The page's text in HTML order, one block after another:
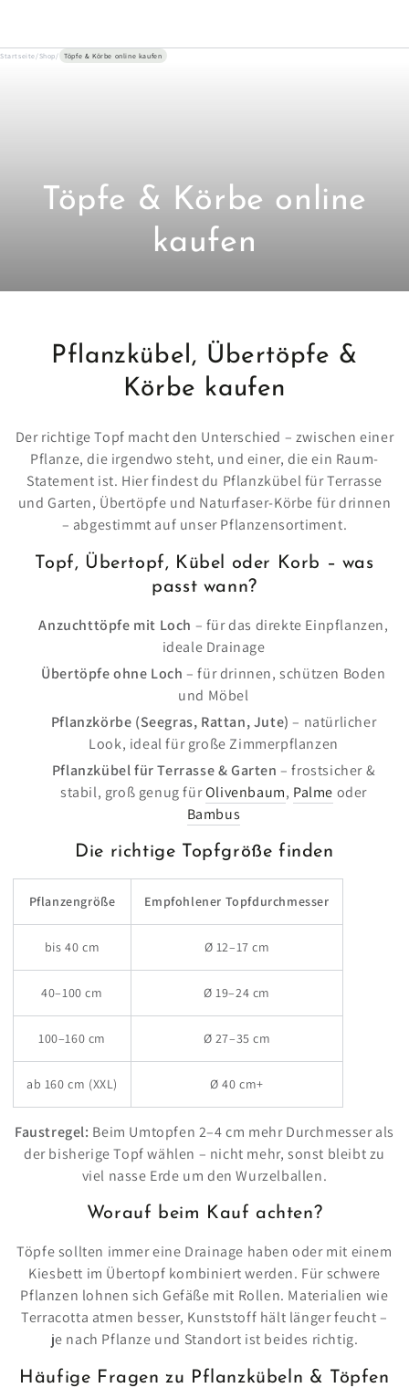
Startseite/Shop/ Töpfe & Körbe online kaufen
Kollektion:
Töpfe & Körbe online
kaufen
Pflanzkübel, Übertöpfe &
Körbe kaufen
Der richtige Topf macht den Unterschied – zwischen einer
Pflanze, die irgendwo steht, und einer, die ein Raum-
Statement ist. Hier findest du Pflanzkübel für Terrasse
und Garten, Übertöpfe und Naturfaser-Körbe für drinnen
– abgestimmt auf unser Pflanzensortiment.
Topf, Übertopf, Kübel oder Korb – was
passt wann?
Anzuchttöpfe mit Loch – für das direkte Einpflanzen,
ideale Drainage
Übertöpfe ohne Loch – für drinnen, schützen Boden
und Möbel
Pflanzkörbe (Seegras, Rattan, Jute) – natürlicher
Look, ideal für große Zimmerpflanzen
Pflanzkübel für Terrasse & Garten – frostsicher &
stabil, groß genug fürOlivenbaum, Palme oder
Bambus
Die richtige Topfgröße finden
Pflanzengröße Empfohlener Topfdurchmesser
bis 40 cm Ø 12–17 cm
40–100 cm Ø 19–24 cm
100–160 cm Ø 27–35 cm
ab 160 cm (XXL) Ø 40 cm+
Faustregel: Beim Umtopfen 2–4 cm mehr Durchmesser als
der bisherige Topf wählen – nicht mehr, sonst bleibt zu
viel nasse Erde um den Wurzelballen.
Worauf beim Kauf achten?
Töpfe sollten immer eine Drainage haben oder mit einem
Kiesbett im Übertopf kombiniert werden. Für schwere
Pflanzen lohnen sich Gefäße mit Rollen. Materialien wie
Terracotta atmen besser, Kunststoff hält länger feucht –
je nach Pflanze und Standort ist beides richtig.
Häufige Fragen zu Pflanzkübeln & Töpfen